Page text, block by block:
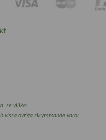
se villkor.
vissa övriga skrymmande varor.